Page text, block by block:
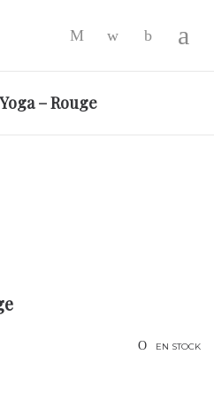
– Rouge
EN STOCK